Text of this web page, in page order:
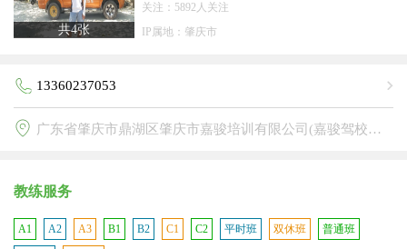
共4张
关注：5892人关注
IP属地：肇庆市
13360237053
广东省肇庆市鼎湖区肇庆市嘉骏培训有限公司(嘉骏驾校鼎湖分校)
教练服务
A1 A2 A3 B1 B2 C1 C2 平时班 双休班 普通班